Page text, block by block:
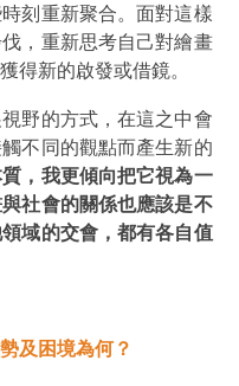
刻重新聚合。面對這樣
，重新思考自己對繪畫
得新的啟發或借鏡。
野的方式，在這之中會
不同的觀點而產生新的
，我更傾向把它視為一
社會的關係也應該是不
域的交會，都有各自值
及困境為何？